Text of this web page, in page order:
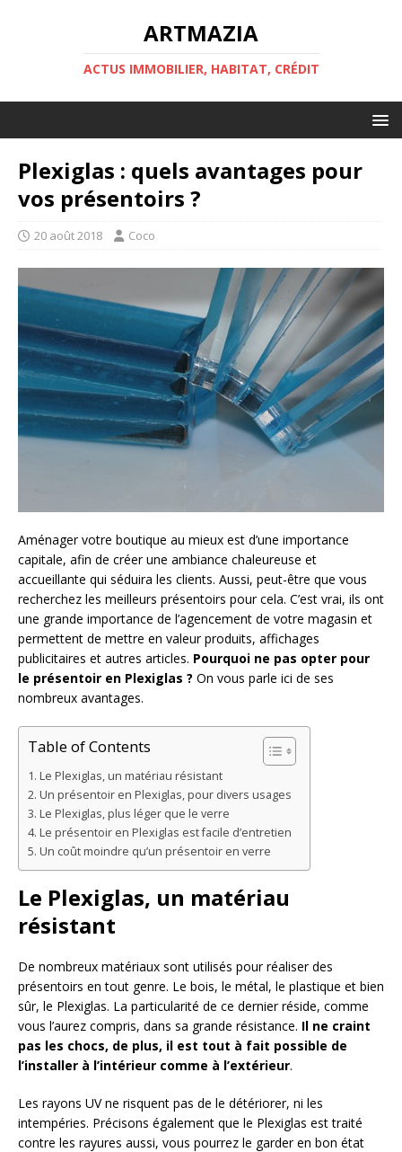
ARTMAZIA
ACTUS IMMOBILIER, HABITAT, CRÉDIT
Plexiglas : quels avantages pour
vos présentoirs ?
20 août 2018 Coco
Aménager votre boutique au mieux est d’une importance
capitale, afin de créer une ambiance chaleureuse et
accueillante qui séduira les clients. Aussi, peut-être que vous
recherchez les meilleurs présentoirs pour cela. C’est vrai, ils ont
une grande importance de l’agencement de votre magasin et
permettent de mettre en valeur produits, affichages
publicitaires et autres articles. Pourquoi ne pas opter pour
le présentoir en Plexiglas ? On vous parle ici de ses
nombreux avantages.
Table of Contents
Le Plexiglas, un matériau résistant
Un présentoir en Plexiglas, pour divers usages
Le Plexiglas, plus léger que le verre
Le présentoir en Plexiglas est facile d’entretien
Un coût moindre qu’un présentoir en verre
Le Plexiglas, un matériau
résistant
De nombreux matériaux sont utilisés pour réaliser des
présentoirs en tout genre. Le bois, le métal, le plastique et bien
sûr, le Plexiglas. La particularité de ce dernier réside, comme
vous l’aurez compris, dans sa grande résistance. Il ne craint
pas les chocs, de plus, il est tout à fait possible de
l’installer à l’intérieur comme à l’extérieur.
Les rayons UV ne risquent pas de le détériorer, ni les
intempéries. Précisons également que le Plexiglas est traité
contre les rayures aussi, vous pourrez le garder en bon état